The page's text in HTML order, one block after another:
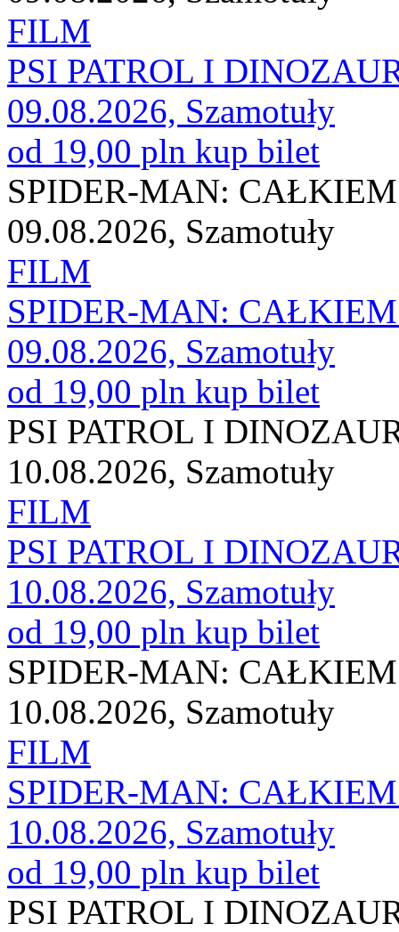
FILM
PSI PATROL I
09.08.2026, Szamotuły
od 19,00 pln kup bilet
SPIDER-MAN:
09.08.2026, Szamotuły
FILM
SPIDER-MAN:
09.08.2026, Szamotuły
od 19,00 pln kup bilet
PSI PATROL I
10.08.2026, Szamotuły
FILM
PSI PATROL I
10.08.2026, Szamotuły
od 19,00 pln kup bilet
SPIDER-MAN:
10.08.2026, Szamotuły
FILM
SPIDER-MAN:
10.08.2026, Szamotuły
od 19,00 pln kup bilet
PSI PATROL I